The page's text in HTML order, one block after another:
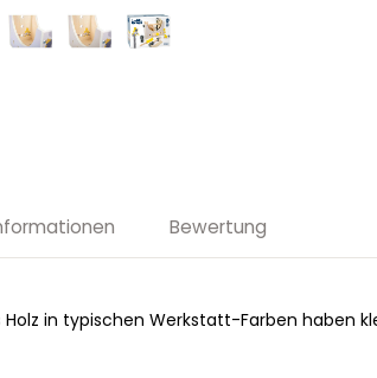
Bewertung
Holz in typischen Werkstatt-Farben haben